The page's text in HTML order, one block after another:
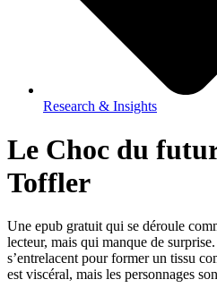
Research & Insights
Le Choc du
Toffler
Une epub gratuit qui se déroule
lecteur, mais qui manque de
s’entrelacent pour former un tissu
est viscéral, mais les personnages